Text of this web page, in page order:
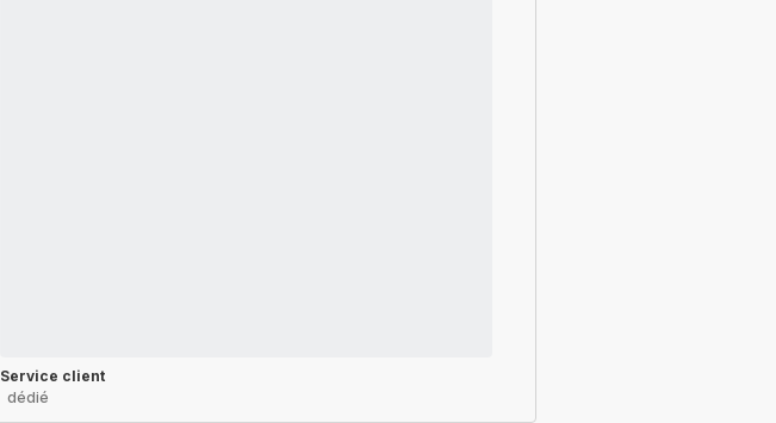
Service client
dédié